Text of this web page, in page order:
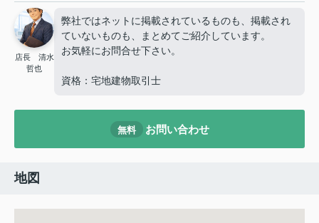
店長 清水
哲也
弊社ではネットに掲載されているものも、掲載され
ていないものも、まとめてご紹介しています。
お気軽にお問合せ下さい。
資格：宅地建物取引士
無料 お問い合わせ
地図